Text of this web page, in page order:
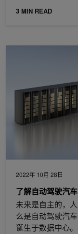
3 MIN READ
2022年 10月 28日
了解自动驾驶汽车
未来是自主的，
么是自动驾驶汽
诞生于数据中心
了解自动驾驶汽车